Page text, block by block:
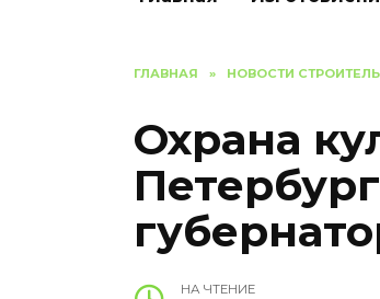
ГЛАВНАЯ » НОВОСТИ
Охрана
НА ЧТЕНИЕ